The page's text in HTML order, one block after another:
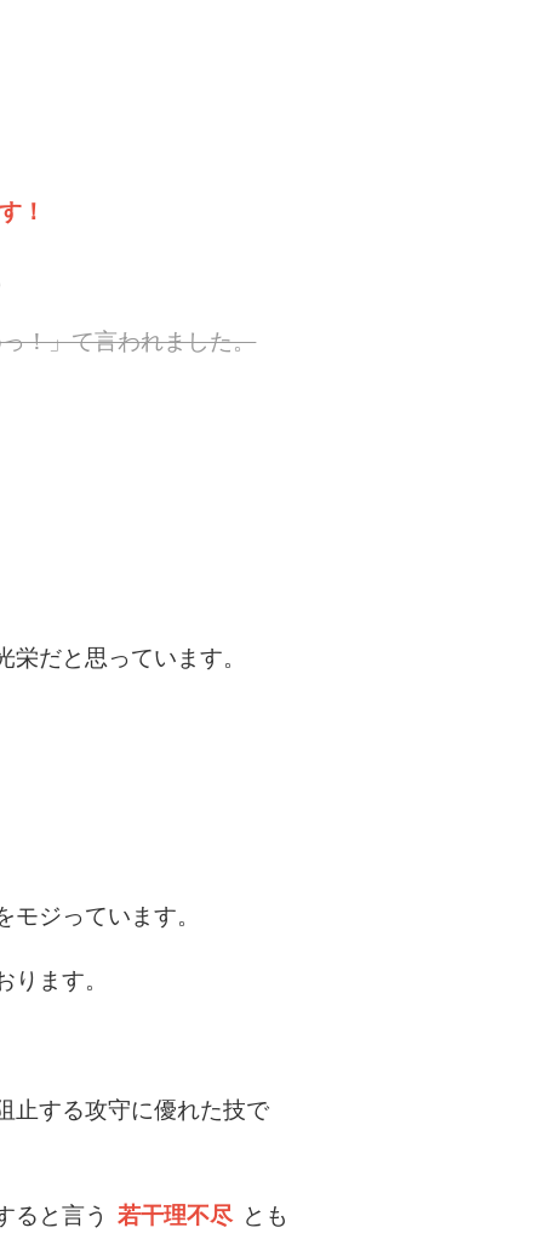
！
！」て言われました。
だと思っています。
ジっています。
ます。
止する攻守に優れた技で
ると言う 若干理不尽 とも